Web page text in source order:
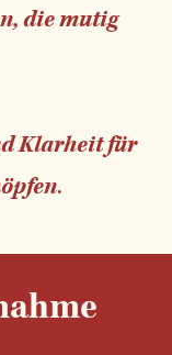
die mutig
Klarheit für
.